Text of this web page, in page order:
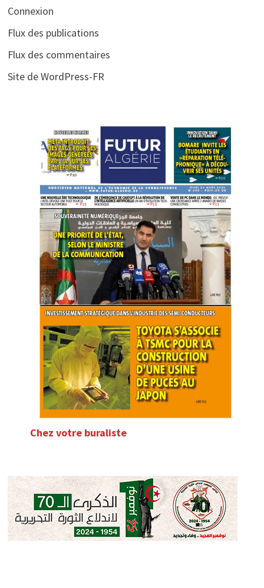
Connexion
Flux des publications
Flux des commentaires
Site de WordPress-FR
Chez votre buraliste